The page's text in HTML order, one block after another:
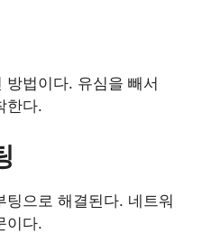
법이다. 유심을 빼서
한다.
팅으로 해결된다. 네트워
이다.